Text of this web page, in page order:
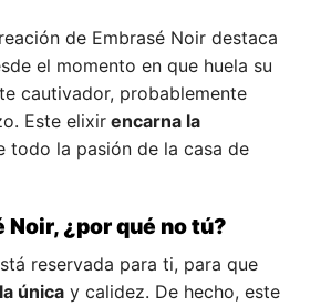
de Embrasé Noir destaca
el momento en que huela su
cautivador, probablemente
Este elixir encarna la
todo la pasión de la casa de
Noir, ¿por qué no tú?
reservada para ti, para que
única y calidez. De hecho, este